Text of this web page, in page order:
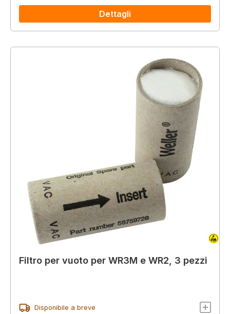
Dettagli
Filtro per vuoto per WR3M e WR2, 3 pezzi
Disponibile a breve